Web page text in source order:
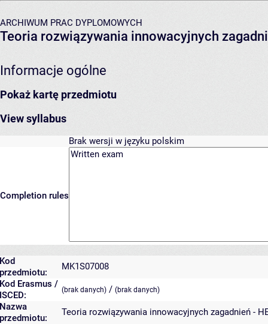
ARCHIWUM PRAC DYPLOMOWYCH
Teoria rozwiązywania innowacyjnych
Informacje ogólne
Pokaż kartę przedmiotu
View syllabus
Brak wersji w języku polskim
Completion rules
Kod
przedmiotu:
MK1S07008
Kod Erasmus /
ISCED:
(brak danych) / (brak danych)
Nazwa
przedmiotu:
Teoria rozwiązywania innowacyjnych zagadnień -